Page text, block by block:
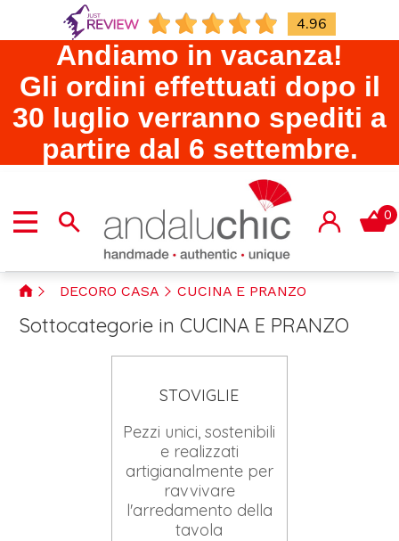
4.96
Andiamo in vacanza!
Gli ordini effettuati dopo il
30 luglio verranno spediti a
partire dal 6 settembre.
0
DECORO CASA CUCINA E PRANZO
Sottocategorie in CUCINA E PRANZO
STOVIGLIE
Pezzi unici, sostenibili
e realizzati
artigianalmente per
ravvivare
l'arredamento della
tavola